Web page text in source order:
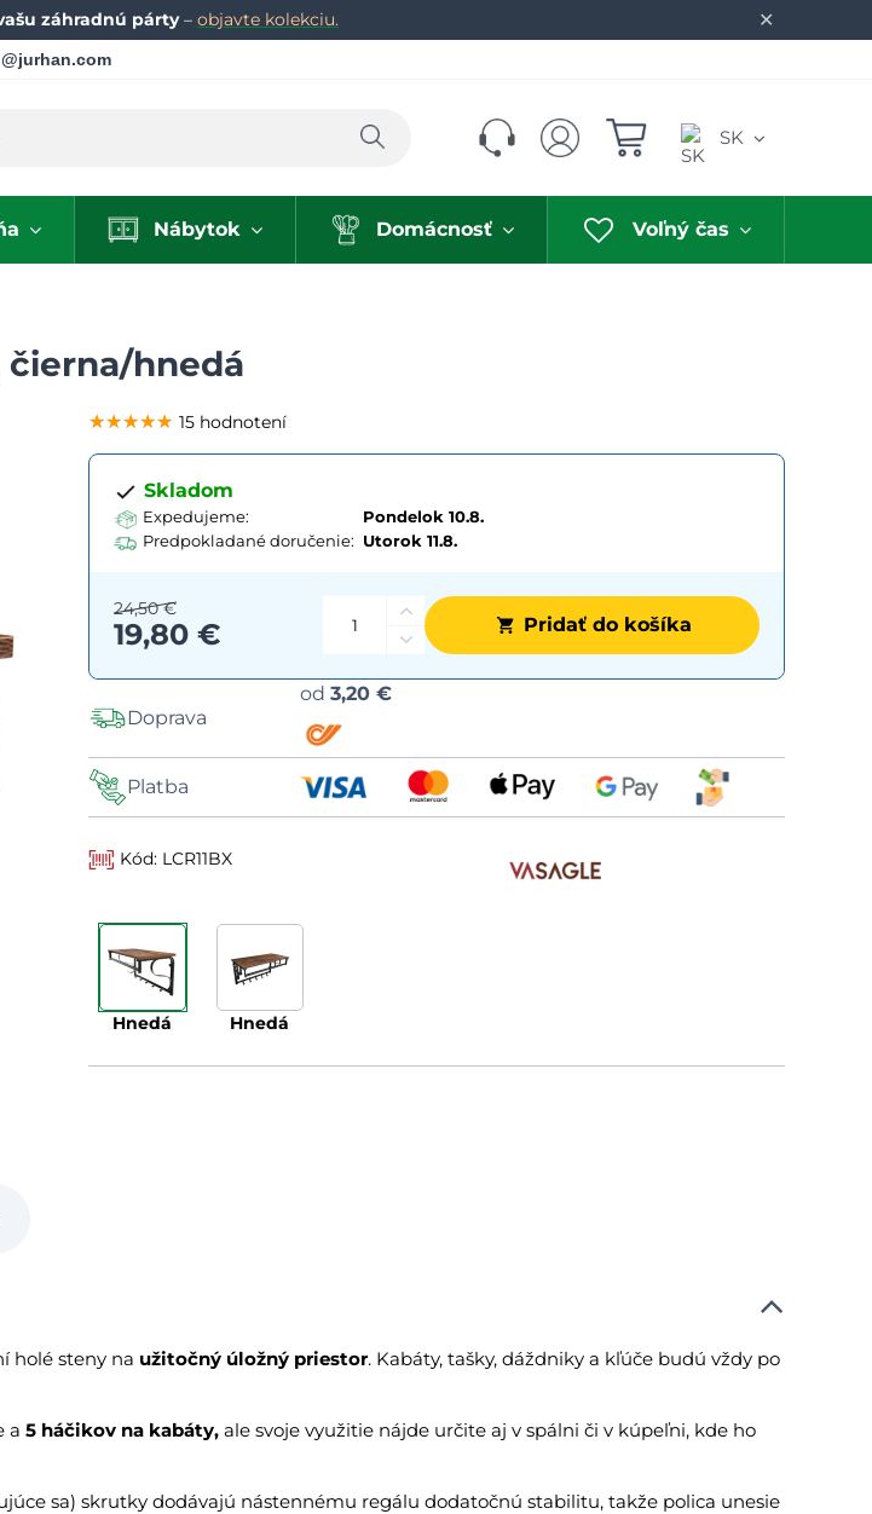
✕
záhradnú párty– objavte kolekciu.
Hľadať SK
Nábytok Domácnosť Voľný čas
čierna/hnedá
★★★★★
★★★★★
★★★★★ 15 hodnotení
Skladom
Expedujeme:
Pondelok 10.8.
Predpokladané doručenie: Utorok 11.8.
19,80 €
24,50 €
Pridať do košíka
Doprava
od3,20 €
Platba
Kód: LCR11BX
hnedá hnedá
holé steny na užitočný úložný priestor. Kabáty, tašky, dáždniky a kľúče budú vždy po
a 5 háčikov na kabáty, ale svoje využitie nájde určite aj v spálni či v kúpeľni, kde ho
sa) skrutky dodávajú nástennému regálu dodatočnú stabilitu, takže polica unesie